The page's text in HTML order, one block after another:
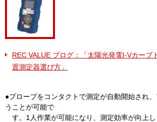
REC VALUE ブログ：「太陽光発電I-Vカーブ
置測定器選び方」
●プローブをコンタクトで測定が自動開始され
うことが可能で
す。1人作業が可能になり、測定効率が向上し